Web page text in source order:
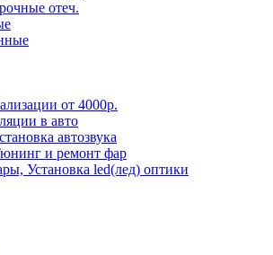
отеч.
от 4000р.
в авто
автозвука
и ремонт фар
Установка led(лед) оптики